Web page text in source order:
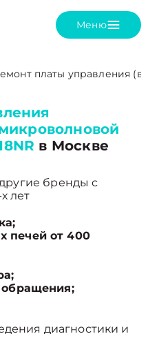
Меню
платы управления
в Москве
бренды с
лет
печей от 400
обращения;
диагностики и